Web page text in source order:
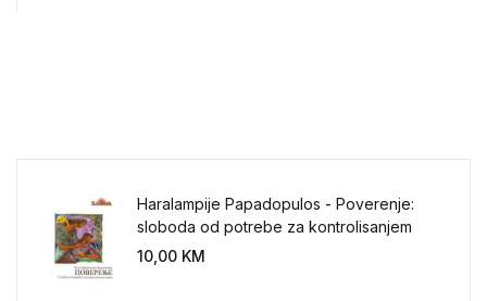
Haralampije Papadopulos - Poverenje:
sloboda od potrebe za kontrolisanjem
sveta
10,00 KM